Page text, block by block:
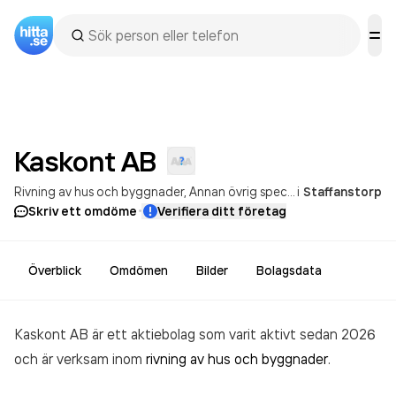
KaskontAB
Rivning av hus och byggnader Annan övrig specialiserad bygg- och anläggningsverksamhet i Staffanstorp
Skriv ett omdöme· Verifiera ditt företag
Överblick Omdömen Bilder Bolagsdata
Kaskont AB är ett aktiebolag som varit aktivt sedan 2026
och är verksam inom rivning av hus och byggnader.